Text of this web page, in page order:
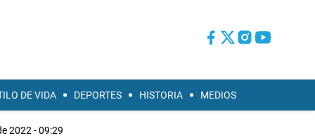
DE VIDA DEPORTES HISTORIA MEDIOS
2022 - 09:29